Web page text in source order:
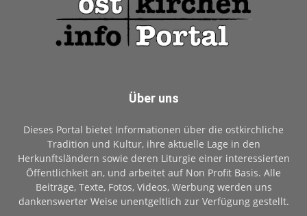
Über uns
Dieses Portal bietet Informationen über die ostkirchliche
Tradition und Kultur, ihre aktuelle Lage in den
Herkunftsländern sowie deren Liturgie einer interessierten
Öffentlichkeit an, und arbeitet auf Non Profit Basis. Alle
Beiträge, Texte, Fotos, Videos, Werbung werden uns
dankenswerter Weise unentgeltlich zur Verfügung gestellt.